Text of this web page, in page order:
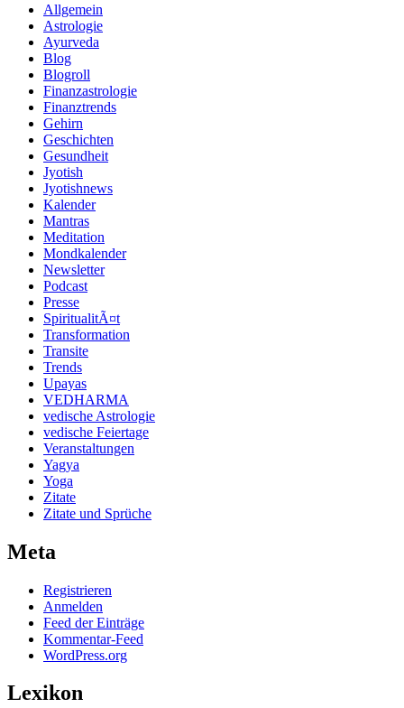
Allgemein
Astrologie
Ayurveda
Blog
Blogroll
Finanzastrologie
Finanztrends
Gehirn
Geschichten
Gesundheit
Jyotish
Jyotishnews
Kalender
Mantras
Meditation
Mondkalender
Newsletter
Podcast
Presse
SpiritualitÃ¤t
Transformation
Transite
Trends
Upayas
VEDHARMA
vedische Astrologie
vedische Feiertage
Veranstaltungen
Yagya
Yoga
Zitate
Zitate und Sprüche
Meta
Registrieren
Anmelden
Feed der Einträge
Kommentar-Feed
WordPress.org
Lexikon